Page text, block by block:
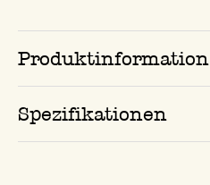
Produktinformation
Spezifikationen